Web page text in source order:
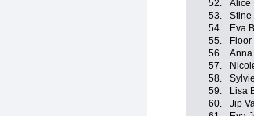
52.
Alice
53.
Stine
54.
Eva
55.
56.
Anna
57.
58.
59.
Lisa
60.
Jip